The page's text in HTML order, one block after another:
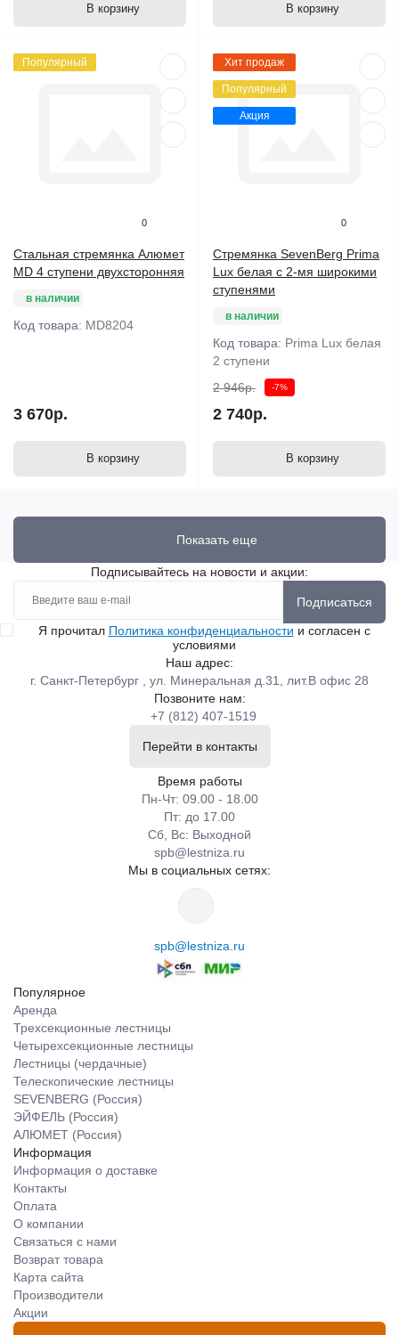
В корзину В корзину
Популярный
0
Стальная стремянка Алюмет
MD 4 ступени двухсторонняя
в наличии
Код товара: MD8204
3 670р.
В корзину
Хит продаж
Популярный
Акция
0
Стремянка SevenBerg Prima
Lux белая с 2-мя широкими
ступенями
в наличии
Код товара: Prima Lux белая
2 ступени
2 946р.
-7%
2 740р.
В корзину
Показать еще
Подписывайтесь на новости и акции:
Подписаться
Я прочитал Политика конфиденциальности и согласен с
условиями
Наш адрес:
г. Санкт-Петербург , ул. Минеральная д.31, лит.В офис 28
Позвоните нам:
+7 (812) 407-1519
Перейти в контакты
Время работы
Пн-Чт: 09.00 - 18.00
Пт: до 17.00
Сб, Вс: Выходной
spb@lestniza.ru
Мы в социальных сетях:
spb@lestniza.ru
Популярное
Аренда
Трехсекционные лестницы
Четырехсекционные лестницы
Лестницы (чердачные)
Телескопические лестницы
SEVENBERG (Россия)
ЭЙФЕЛЬ (Россия)
АЛЮМЕТ (Россия)
Информация
Информация о доставке
Контакты
Оплата
О компании
Связаться с нами
Возврат товара
Карта сайта
Производители
Акции